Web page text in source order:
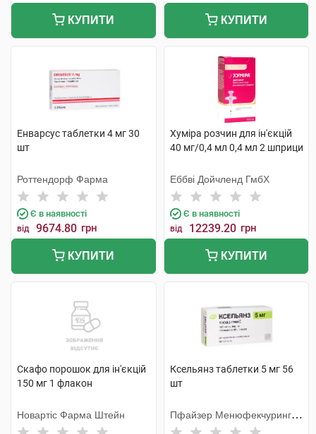
КУПИТИ КУПИТИ
Енварсус таблетки 4 мг 30
шт
Роттендорф Фарма
Є в наявності
від 9674.80 грн
КУПИТИ
Хуміра розчин для ін'єкцій
40 мг/0,4 мл 0,4 мл 2 шприци
Еббві Дойчленд ГмбХ
Є в наявності
від 12239.20 грн
КУПИТИ
Скафо порошок для ін'єкцій
150 мг 1 флакон
Новартіс Фарма Штейн
Ксельянз таблетки 5 мг 56
шт
Пфайзер Менюфекчуринг
Дойчленд